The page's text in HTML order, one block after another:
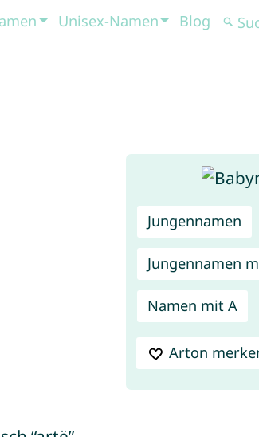
Unisex-Namen Blog
Jungennamen
Jungennamen
Namen mit A
Arton